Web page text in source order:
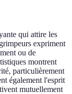
qui attire les
expriment
ou de
montrent
particulièrement
également l'esprit
mutuellement